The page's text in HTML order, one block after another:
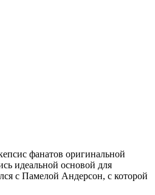
фанатов оригинальной
идеальной основой для
с Памелой Андерсон, с которой